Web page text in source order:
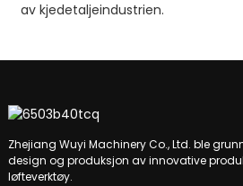
av kjedetaljeindustrien.
Zhejiang Wuyi Machinery Co., Ltd. ble
design og produksjon av innovative
løfteverktøy.